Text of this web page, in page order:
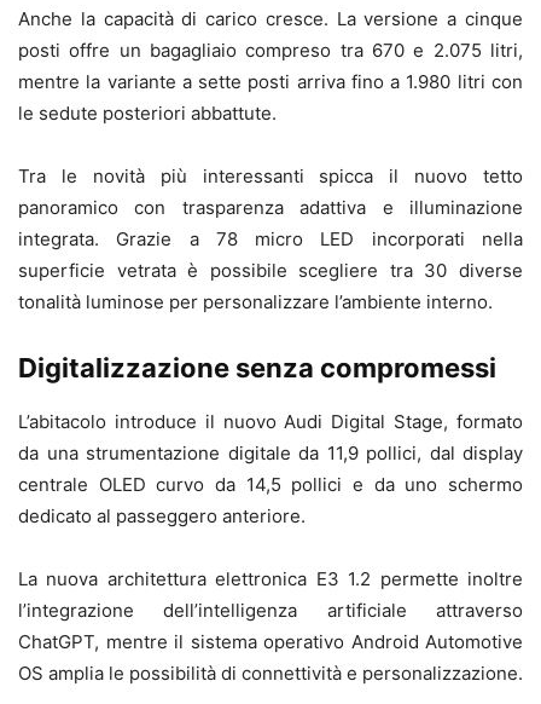
Anche la capacità di carico cresce. La versione a cinque
posti offre un bagagliaio compreso tra 670 e 2.075 litri,
mentre la variante a sette posti arriva fino a 1.980 litri con
le sedute posteriori abbattute.
Tra le novità più interessanti spicca il nuovo tetto
panoramico con trasparenza adattiva e illuminazione
integrata. Grazie a 78 micro LED incorporati nella
superficie vetrata è possibile scegliere tra 30 diverse
tonalità luminose per personalizzare l’ambiente interno.
Digitalizzazione senza compromessi
L’abitacolo introduce il nuovo Audi Digital Stage, formato
da una strumentazione digitale da 11,9 pollici, dal display
centrale OLED curvo da 14,5 pollici e da uno schermo
dedicato al passeggero anteriore.
La nuova architettura elettronica E3 1.2 permette inoltre
l’integrazione dell’intelligenza artificiale attraverso
ChatGPT, mentre il sistema operativo Android Automotive
OS amplia le possibilità di connettività e personalizzazione.